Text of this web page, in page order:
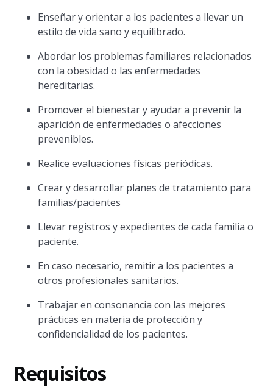
Enseñar y orientar a los pacientes a llevar un
estilo de vida sano y equilibrado.
Abordar los problemas familiares relacionados
con la obesidad o las enfermedades
hereditarias.
Promover el bienestar y ayudar a prevenir la
aparición de enfermedades o afecciones
prevenibles.
Realice evaluaciones físicas periódicas.
Crear y desarrollar planes de tratamiento para
familias/pacientes
Llevar registros y expedientes de cada familia o
paciente.
En caso necesario, remitir a los pacientes a
otros profesionales sanitarios.
Trabajar en consonancia con las mejores
prácticas en materia de protección y
confidencialidad de los pacientes.
Requisitos